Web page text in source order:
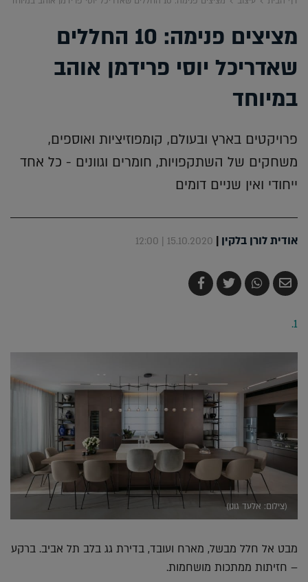
מציצים פנימה: 10 החללים
שאדריכל יוסי פרידמן אוהב
במיוחד
פרויקטים בארץ ובעולם, קומפוזיציות ואוספים,
משחקים של השתקפויות, חומרים וגוונים - כל אחד
ייחודי ואין שניים דומים
אודית לורן בלקין |
15.10.2020 | 12:00
שלח
בדואר
שתף
ב-
צייץ
ב-
שתף
ב-
1.
(צילום: אלעד גונן)
מבט אל חלל מבשל, מארח ועובד, בדירת גג בלב תל אביב. ברקע
– חזיתות ממתכות מושחמות.